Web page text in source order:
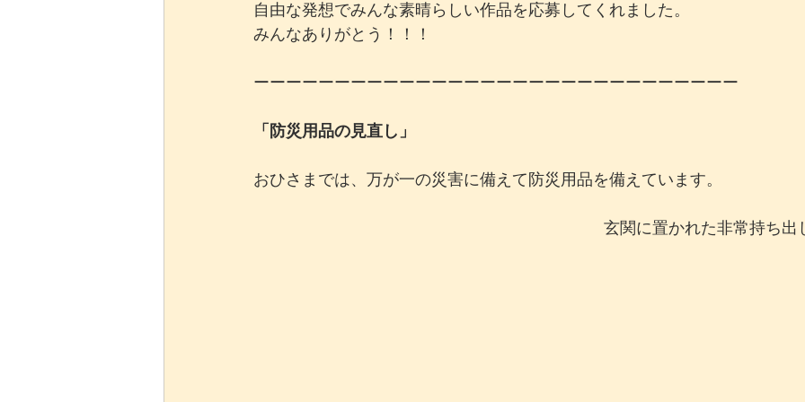
自由な発想でみんな素晴らしい作品を応募してくれました。
みんなありがとう！！！
ーーーーーーーーーーーーーーーーーーーーーーーーーーーーーー
「防災用品の見直し」
おひさまでは、万が一の災害に備えて防災用品を備えています。
玄関に置かれた非常持ち出